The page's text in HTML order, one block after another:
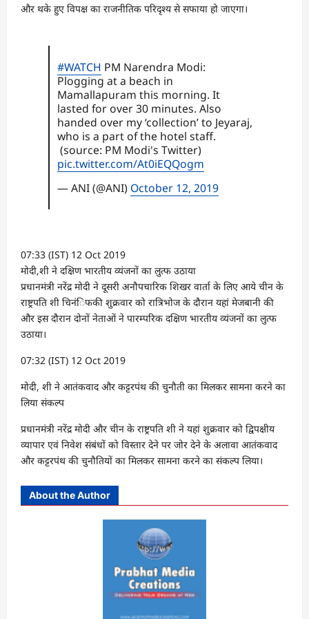
और थके हुए विपक्ष का राजनीतिक परिदृश्य से सफाया हो जाएगा।
#WATCH PM Narendra Modi:
Plogging at a beach in
Mamallapuram this morning. It
lasted for over 30 minutes. Also
handed over my ‘collection’ to Jeyaraj,
who is a part of the hotel staff.
(source: PM Modi's Twitter)
pic.twitter.com/At0iEQQogm
— ANI (@ANI) October 12, 2019
07:33 (IST) 12 Oct 2019
मोदी,शी ने दक्षिण भारतीय व्यंजनों का लुत्फ उठाया
प्रधानमंत्री नरेंद्र मोदी ने दूसरी अनौपचारिक शिखर वार्ता के लिए आये चीन के
राष्ट्रपति शी चिनंिफकी शुक्रवार को रात्रिभोज के दौरान यहां मेजबानी की
और इस दौरान दोनों नेताओं ने पारम्परिक दक्षिण भारतीय व्यंजनों का लुत्फ
उठाया।
07:32 (IST) 12 Oct 2019
मोदी, शी ने आतंकवाद और कट्टरपंथ की चुनौती का मिलकर सामना करने का
लिया संकल्प
प्रधानमंत्री नरेंद्र मोदी और चीन के राष्ट्रपति शी ने यहां शुक्रवार को द्विपक्षीय
व्यापार एवं निवेश संबंधों को विस्तार देने पर जोर देने के अलावा आतंकवाद
और कट्टरपंथ की चुनौतियों का मिलकर सामना करने का संकल्प लिया।
About the Author